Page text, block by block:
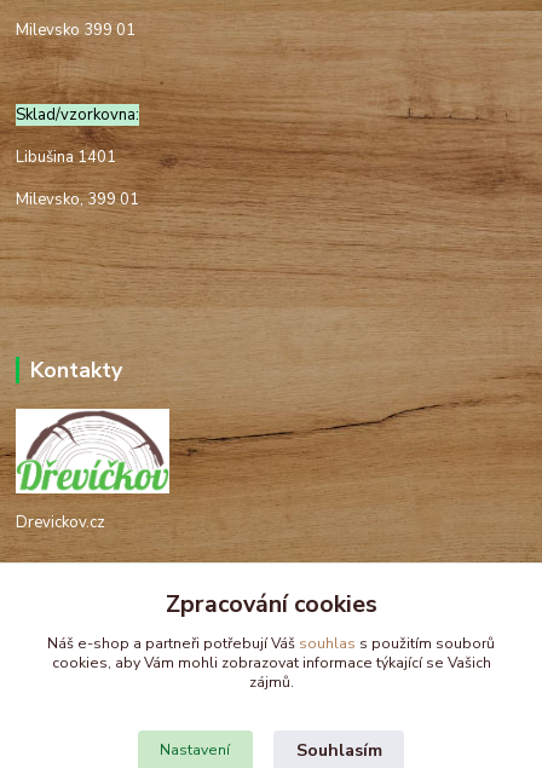
Milevsko 399 01
Sklad/vzorkovna:
Libušina 1401
Milevsko, 399 01
Kontakty
Drevickov.cz
+420 732 488 676
drevickov@drevickov.cz, info@drevickov.cz
Zpracování cookies
Náš e-shop a partneři potřebují Váš souhlas s použitím souborů
cookies, aby Vám mohli zobrazovat informace týkající se Vašich
zájmů.
Nastavení Souhlasím